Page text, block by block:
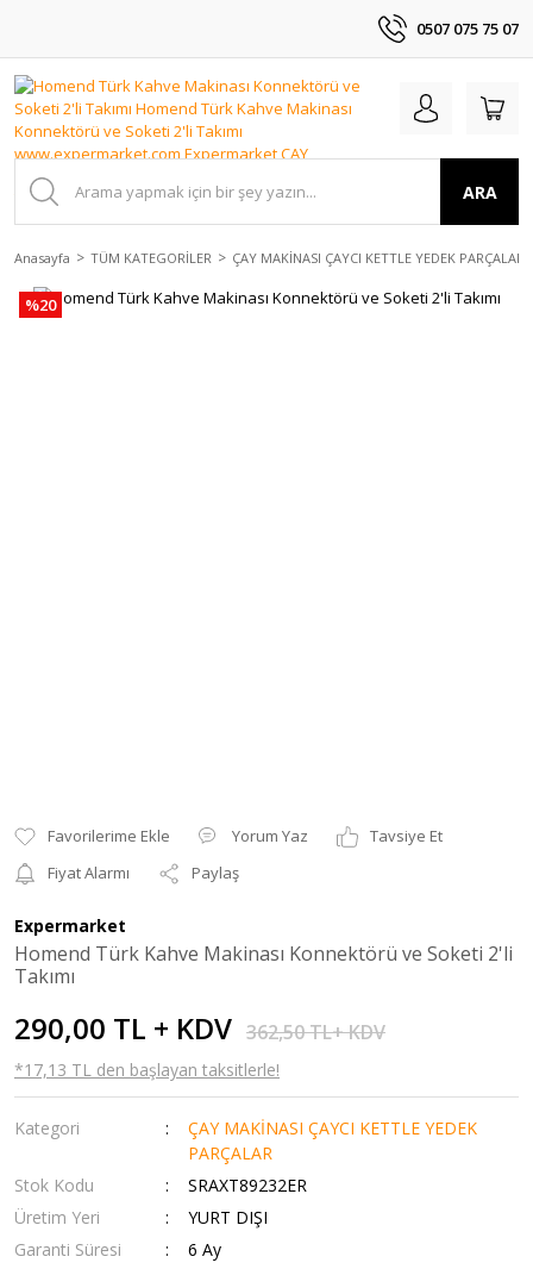
0507 075 75 07
ARA
Anasayfa TÜM KATEGORİLER ÇAY MAKİNASI ÇAYCI KETTLE YEDEK PARÇALAR
%20
Yorum Yaz
Tavsiye Et
Fiyat Alarmı
Paylaş
Expermarket
Homend Türk Kahve Makinası Konnektörü ve Soketi 2'li
Takımı
290,00 TL + KDV 362,50 TL+ KDV
*17,13 TL den başlayan taksitlerle!
Kategori
ÇAY MAKİNASI ÇAYCI KETTLE YEDEK
PARÇALAR
Stok Kodu
SRAXT89232ER
Üretim Yeri
YURT DIŞI
Garanti Süresi
6 Ay